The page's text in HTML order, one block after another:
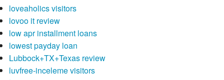
loveaholics visitors
lovoo it review
low apr installment loans
lowest payday loan
Lubbock+TX+Texas review
luvfree-inceleme visitors